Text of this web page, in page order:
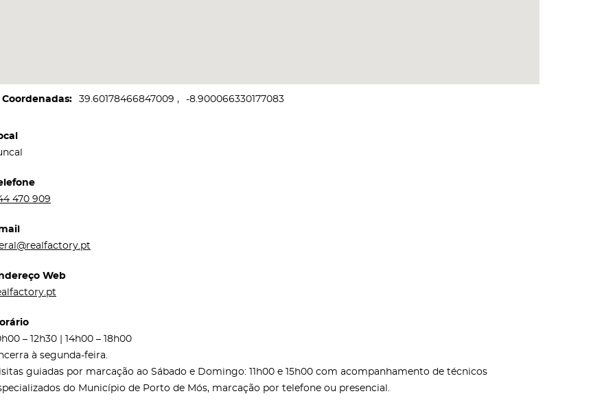
Coordenadas 39.60178466847009 -8.900066330177083
470 909
Web
– 12h30 | 14h00 – 18h00
à segunda-feira.
guiadas por marcação ao Sábado e Domingo: 11h00 e 15h00 com acompanhamento de técnicos
do Município de Porto de Mós, marcação por telefone ou presencial.